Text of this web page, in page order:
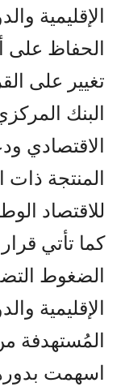
الإقليمية
الحفاظ على
تغيير على
البنك
الاقتصادي
المنتجة ذات
للاقتصاد
كما تأتي
الضغوط
الإقليمية
المُستهدفة
اسهمت